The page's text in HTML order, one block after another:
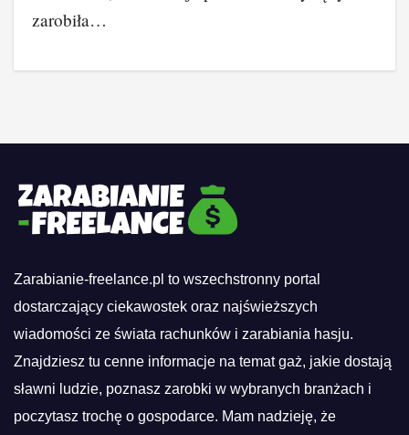
zarobiła…
Zarabianie-freelance.pl to wszechstronny portal
dostarczający ciekawostek oraz najświeższych
wiadomości ze świata rachunków i zarabiania hasju.
Znajdziesz tu cenne informacje na temat gaż, jakie dostają
sławni ludzie, poznasz zarobki w wybranych branżach i
poczytasz trochę o gospodarce. Mam nadzieję, że